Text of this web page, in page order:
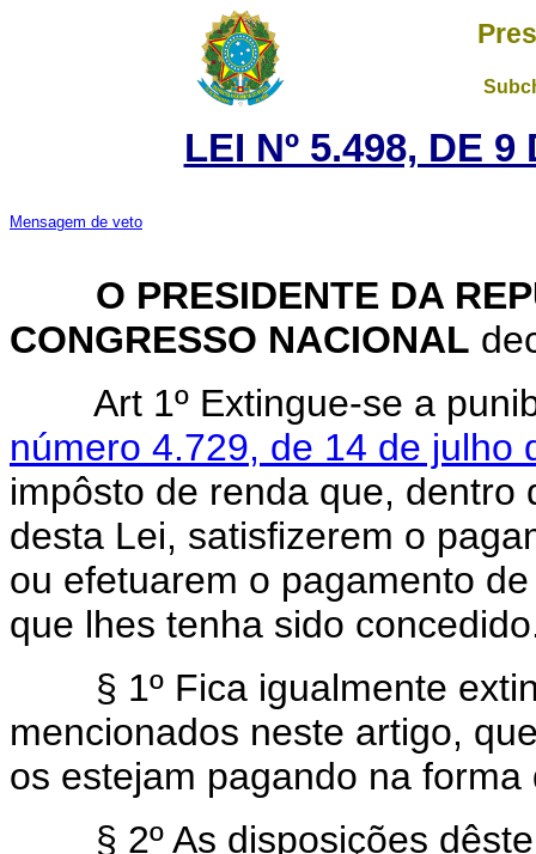
LEI Nº 5.498, DE
Mensagem de veto
O PRESIDENTE DA
CONGRESSO NACIONAL
Art 1º Extingue-se a
número 4.729, de 14 de julho
impôsto de renda que,
desta Lei, satisfizerem o
ou efetuarem o pagamento
que lhes tenha sido
§ 1º Fica igualmente
mencionados neste artigo,
os estejam pagando na
§ 2º As disposições dêste